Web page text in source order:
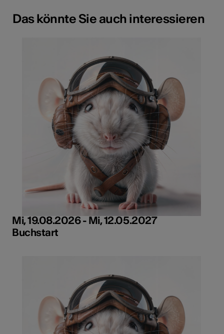
Das könnte Sie auch interessieren
Mi, 19.08.2026 - Mi, 12.05.2027
Buchstart